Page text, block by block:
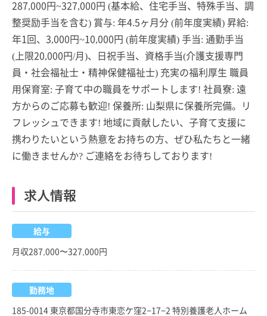
287,000円~327,000円 (基本給、住宅手当、特殊手当、調
整奨励手当を含む) 賞与: 年4.5ヶ月分 (前年度実績) 昇給:
年1回、3,000円~10,000円 (前年度実績) 手当: 通勤手当
(上限20,000円/月)、日祝手当、資格手当(介護支援専門
員・社会福祉士・精神保健福祉士) 充実の福利厚生 職員
用保育室: 子育て中の職員をサポートします! 社員寮: 遠
方からのご応募も歓迎! 保養所: 山梨県に保養所完備。リ
フレッシュできます! 地域に貢献したい、子育て支援に
携わりたいという熱意をお持ちの方、ぜひ私たちと一緒
に働きませんか? ご連絡をお待ちしております!
求人情報
給与
月収287,000〜327,000円
勤務地
185-0014 東京都国分寺市東恋ケ窪2−17−2 特別養護老人ホーム